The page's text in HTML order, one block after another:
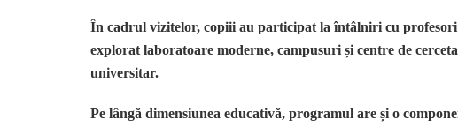
În cadrul vizitelor, copiii au participat la întâlniri cu
explorat laboratoare moderne, campusuri și centre de
universitar.
Pe lângă dimensiunea educativă, programul are și o